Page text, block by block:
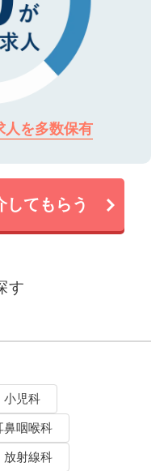
人を多数保有
してもらう
す
小児科
鼻咽喉科
放射線科